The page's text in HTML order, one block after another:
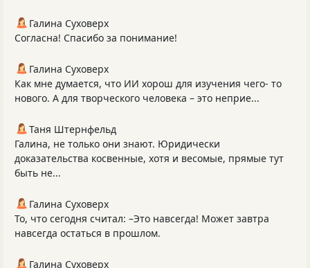
Галина Суховерх
Согласна! Спасибо за понимание!
Галина Суховерх
Как мне думается, что ИИ хорош для изучения чего- то
нового. А для творческого человека – это неприе...
Таня Штернфельд
Галина, не только они знают. Юридически
доказательства косвенные, хотя и весомые, прямые тут
быть не...
Галина Суховерх
То, что сегодня считал: –Это навсегда! Может завтра
навсегда остаться в прошлом.
Галина Суховерх